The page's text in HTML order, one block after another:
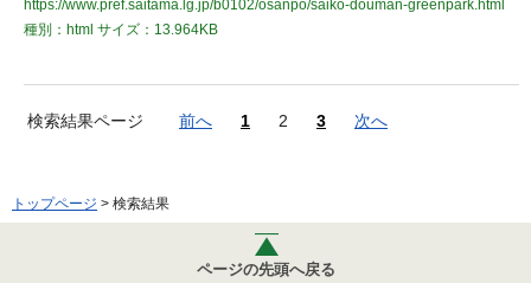
https://www.pref.saitama.lg.jp/b0102/osanpo/saiko-douman-greenpark.html
種別：html サイズ：13.964KB
検索結果ページ 前へ 1 2 3 次へ
トップページ > 検索結果
ページの先頭へ戻る